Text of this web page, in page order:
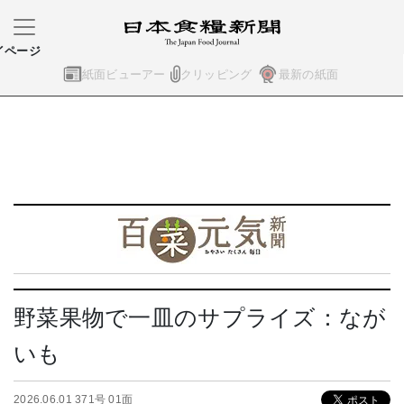
紙面ビューアー クリッピング 最新の紙面
ページ
野菜果物で一皿のサプライズ：なが
いも
2026.06.01 371号 01面